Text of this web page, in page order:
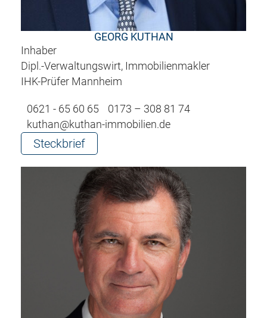
GEORG KUTHAN
Inhaber
Dipl.-Verwaltungswirt, Immobilienmakler
IHK-Prüfer Mannheim
0621 - 65 60 65
0173 – 308 81 74
kuthan@kuthan-immobilien.de
Steckbrief